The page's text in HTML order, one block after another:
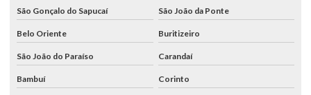
São Gonçalo do Sapucaí São João da Ponte
Belo Oriente Buritizeiro
São João do Paraíso Carandaí
Bambuí Corinto